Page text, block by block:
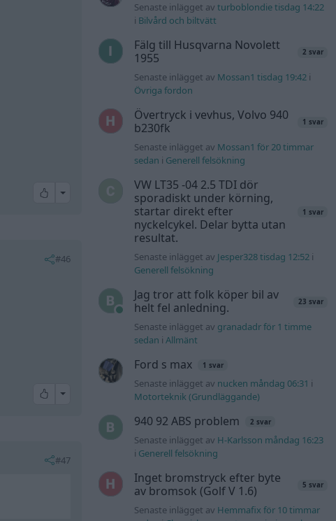
All reactions
#46
All reactions
#47
Senaste inlägget avturboblondie tisdag 14:22
i Bilvård och biltvätt
Fälg till Husqvarna Novolett
1955
2 svar
Senaste inlägget av Mossan1 tisdag 19:42 i
Övriga fordon
Övertryck i vevhus, Volvo 940
b230fk
1 svar
Senaste inlägget av Mossan1 för 20 timmar
sedan i Generell felsökning
VW LT35 -04 2.5 TDI dör
sporadiskt under körning,
startar direkt efter
nyckelcykel. Delar bytta utan
resultat.
1 svar
Senaste inlägget av Jesper328 tisdag 12:52 i
Generell felsökning
Jag tror att folk köper bil av
helt fel anledning.
23 svar
Senaste inlägget av granadadr för 1 timme
sedan iAllmänt
Ford s max 1 svar
Senaste inlägget av nucken måndag 06:31 i
Motorteknik (Grundläggande)
940 92 ABS problem 2 svar
Senaste inlägget av H-Karlsson måndag 16:23
i Generell felsökning
Inget bromstryck efter byte
av bromsok (Golf V 1.6)
5 svar
Senaste inlägget av Hemmafix för 10 timmar